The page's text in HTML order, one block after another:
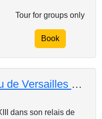
Tour for groups only
Book
Château de Versailles Journée Hameau de la Reine Grand Trianon Petit Trianon
dans son relais de